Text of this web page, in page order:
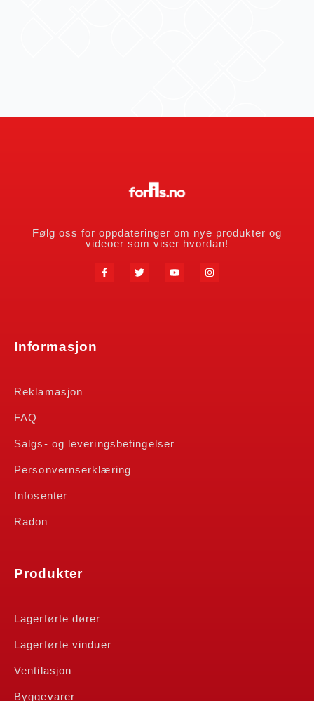
Følg oss for oppdateringer om nye produkter og
videoer som viser hvordan!
Informasjon
Reklamasjon
FAQ
Salgs- og leveringsbetingelser
Personvernserklæring
Infosenter
Radon
Produkter
Lagerførte dører
Lagerførte vinduer
Ventilasjon
Byggevarer